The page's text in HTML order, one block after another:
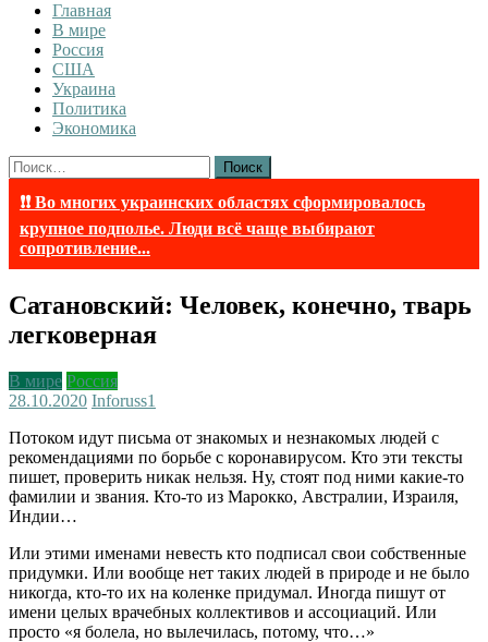
InfoRuss
InfoRuss — Новости
Главная
В мире
Россия
США
Украина
Политика
Экономика
Найти:
❗❗ Во многих украинских областях сформировалось
крупное подполье. Люди всё чаще выбирают
сопротивление...
Сатановский: Человек, конечно, тварь
легковерная
В мире Россия
28.10.2020 Inforuss1
Потоком идут письма от знакомых и незнакомых людей с
рекомендациями по борьбе с коронавирусом. Кто эти тексты
пишет, проверить никак нельзя. Ну, стоят под ними какие-то
фамилии и звания. Кто-то из Марокко, Австралии, Израиля,
Индии…
Или этими именами невесть кто подписал свои собственные
придумки. Или вообще нет таких людей в природе и не было
никогда, кто-то их на коленке придумал. Иногда пишут от
имени целых врачебных коллективов и ассоциаций. Или
просто «я болела, но вылечилась, потому, что…»